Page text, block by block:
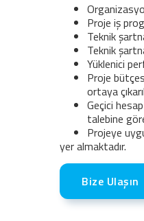
Proje iş
Teknik
Teknik
Yüklenici
Proje
ortaya
Geçici
talebine
Projeye
yer almaktadır.
Bize Ulaşın